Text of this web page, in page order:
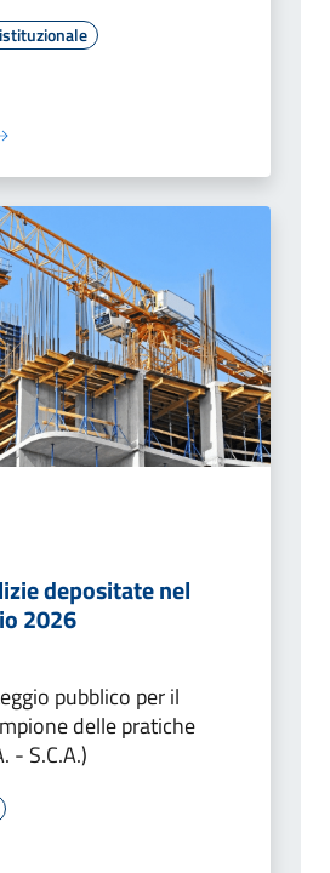
depositate nel
2026
pubblico per il
delle pratiche
- S.C.A.)